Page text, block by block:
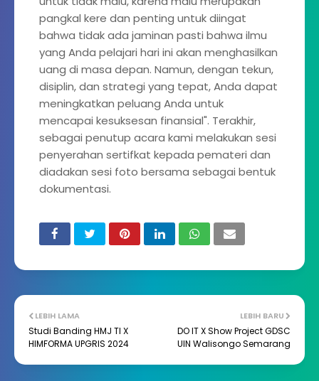
pangkal kere dan penting untuk diingat
bahwa tidak ada jaminan pasti bahwa ilmu
yang Anda pelajari hari ini akan menghasilkan
uang di masa depan. Namun, dengan tekun,
disiplin, dan strategi yang tepat, Anda dapat
meningkatkan peluang Anda untuk
mencapai kesuksesan finansial". Terakhir,
sebagai penutup acara kami melakukan sesi
penyerahan sertifkat kepada pemateri dan
diadakan sesi foto bersama sebagai bentuk
dokumentasi.
LEBIH BARU
DO IT X Show Project GDSC
UIN Walisongo Semarang
LEBIH LAMA
Studi Banding HMJ TI X
HIMFORMA UPGRIS 2024